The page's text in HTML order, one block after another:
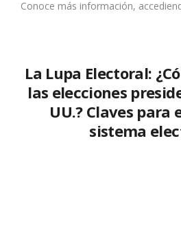
Conoce más información,
La Lupa Electoral:
las elecciones
UU.? Claves para
sistema